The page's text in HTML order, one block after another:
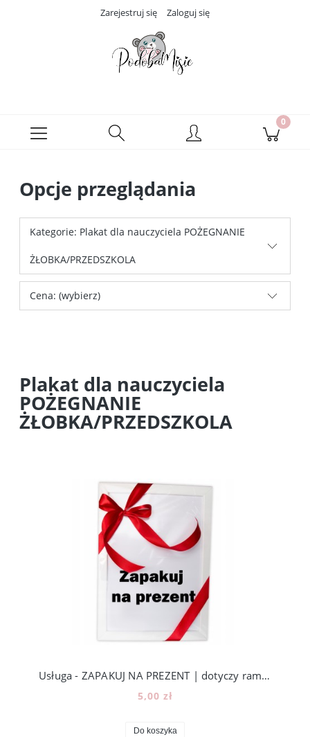
Zarejestruj się Zaloguj się
Opcje przeglądania
Kategorie: Plakat dla nauczyciela POŻEGNANIE
ŻŁOBKA/PRZEDSZKOLA
Cena: (wybierz)
Plakat dla nauczyciela
POŻEGNANIE
ŻŁOBKA/PRZEDSZKOLA
Usługa - ZAPAKUJ NA PREZENT | dotyczy ramek A3 i A4
5,00 zł
Do koszyka